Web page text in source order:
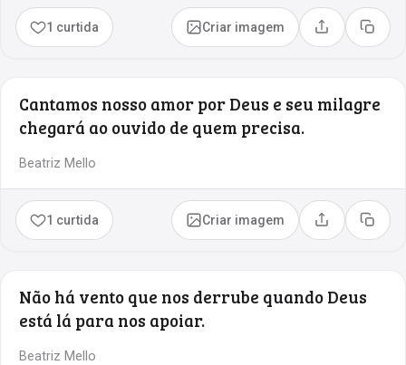
1 curtida Criar imagem Compartilhar
Copiar
Cantamos nosso amor por Deus e seu milagre
chegará ao ouvido de quem precisa.
Beatriz Mello
1 curtida Criar imagem Compartilhar
Copiar
Não há vento que nos derrube quando Deus
está lá para nos apoiar.
Beatriz Mello